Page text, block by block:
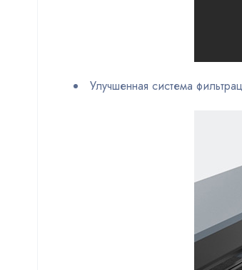
Улучшенная система